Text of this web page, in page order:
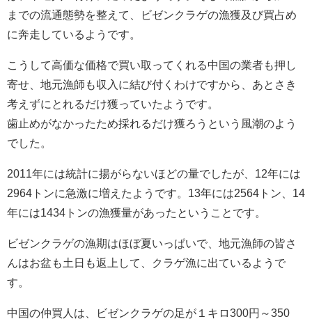
までの流通態勢を整えて、ビゼンクラゲの漁獲及び買占め
に奔走しているようです。
こうして高価な価格で買い取ってくれる中国の業者も押し
寄せ、地元漁師も収入に結び付くわけですから、あとさき
考えずにとれるだけ獲っていたようです。
歯止めがなかったため採れるだけ獲ろうという風潮のよう
でした。
2011年には統計に揚がらないほどの量でしたが、12年には
2964トンに急激に増えたようです。13年には2564トン、14
年には1434トンの漁獲量があったということです。
ビゼンクラゲの漁期はほぼ夏いっぱいで、地元漁師の皆さ
んはお盆も土日も返上して、クラゲ漁に出ているようで
す。
中国の仲買人は、ビゼンクラゲの足が１キロ300円～350